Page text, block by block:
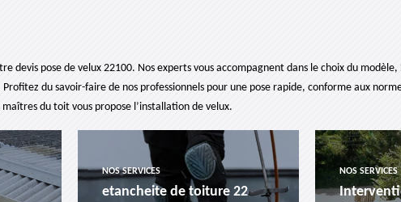
pose de velux 22100. Nos experts vous accompagnent dans le choix du
du savoir-faire de nos professionnels pour une pose rapide, conforme aux
du toit vous propose l’installation de velux.
NOS SERVICES
etancheite de toiture 22
NOS SERVICES